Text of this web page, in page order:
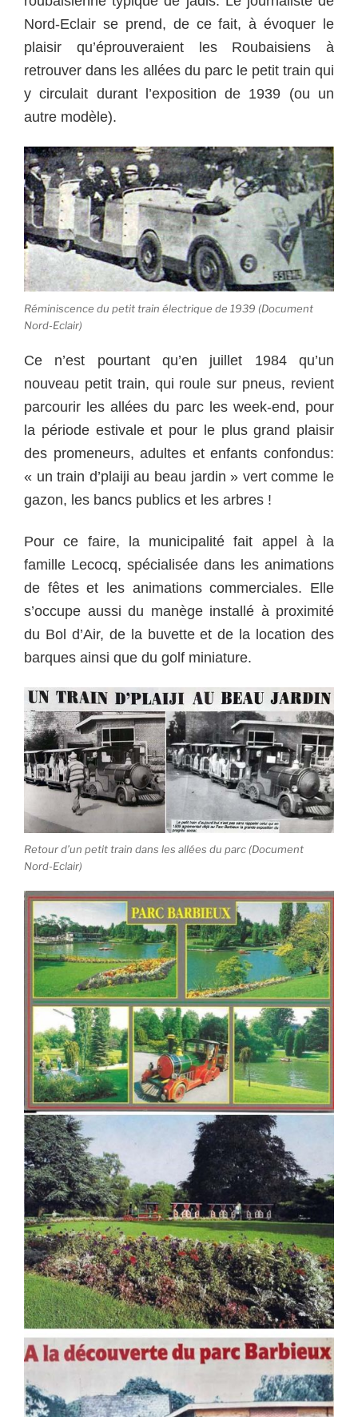
Nord-Eclair se prend, de ce fait, à évoquer le
plaisir qu’éprouveraient les Roubaisiens à
retrouver dans les allées du parc le petit train qui
y circulait durant l’exposition de 1939 (ou un
autre modèle).
Réminiscence du petit train électrique de 1939 (Document
Nord-Eclair)
Ce n’est pourtant qu’en juillet 1984 qu’un
nouveau petit train, qui roule sur pneus, revient
parcourir les allées du parc les week-end, pour
la période estivale et pour le plus grand plaisir
des promeneurs, adultes et enfants confondus:
« un train d’plaiji au beau jardin » vert comme le
gazon, les bancs publics et les arbres !
Pour ce faire, la municipalité fait appel à la
famille Lecocq, spécialisée dans les animations
de fêtes et les animations commerciales. Elle
s’occupe aussi du manège installé à proximité
du Bol d’Air, de la buvette et de la location des
barques ainsi que du golf miniature.
Retour d’un petit train dans les allées du parc (Document
Nord-Eclair)